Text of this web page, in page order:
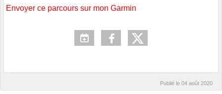
Envoyer ce parcours sur mon Garmin
Publié le 04 août 2020